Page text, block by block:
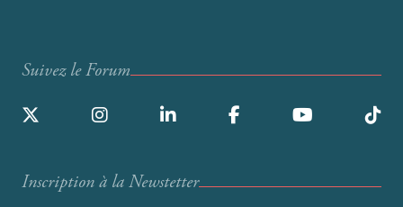
Suivez le Forum
Inscription à la Newstetter